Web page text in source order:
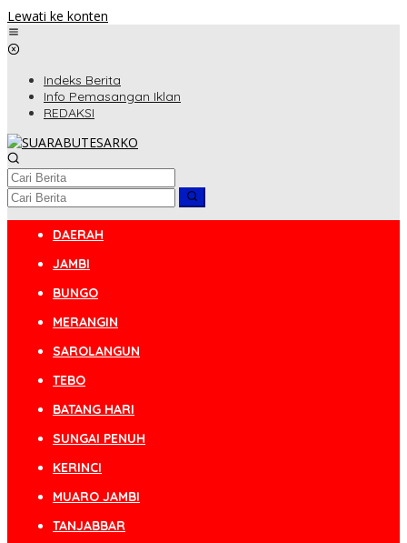
Lewati ke konten
Indeks Berita
Info Pemasangan Iklan
REDAKSI
DAERAH
JAMBI
BUNGO
MERANGIN
SAROLANGUN
TEBO
BATANG HARI
SUNGAI PENUH
KERINCI
MUARO JAMBI
TANJABBAR